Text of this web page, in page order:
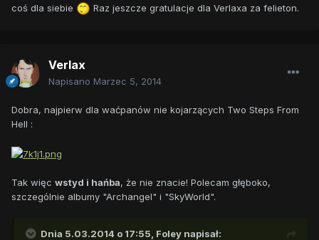
coś dla siebie
Raz jeszcze gratulacje dla Verlaxa za felieton.
Verlax
Napisano Marzec 5, 2014
Dobra, najpierw dla waćpanów nie kojarzących Two Steps From
Hell :
Tak więc wstyd i hańba, że nie znacie! Polecam głęboko,
szczególnie albumy "Archangel" i "SkyWorld".
Dnia 5.03.2014 o 17:55, Foley napisał: